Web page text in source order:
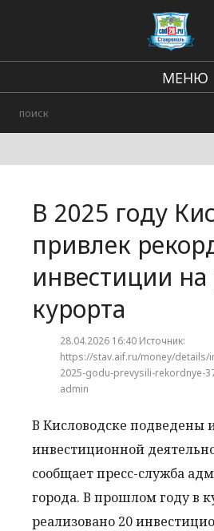
МЕНЮ
Городские
В 2025 году
привлек
инвестиции на
курорта
28.04.2026 16:40 Источник:
https://stav.aif.ru/money/details/
2025-godu-prevysili-rekordnye-
admin
В Кисловодске подведены
инвестиционной
сообщает пресс-служба
города. В прошлом году в
реализовано 20